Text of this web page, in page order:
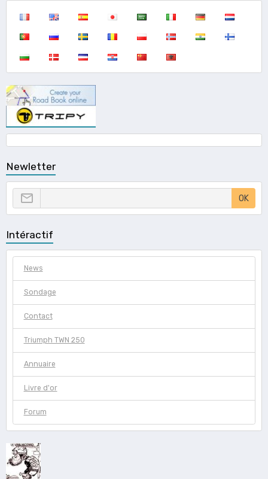
Newletter
OK
Intéractif
News
Sondage
Contact
Triumph TWN 250
Annuaire
Livre d'or
Forum